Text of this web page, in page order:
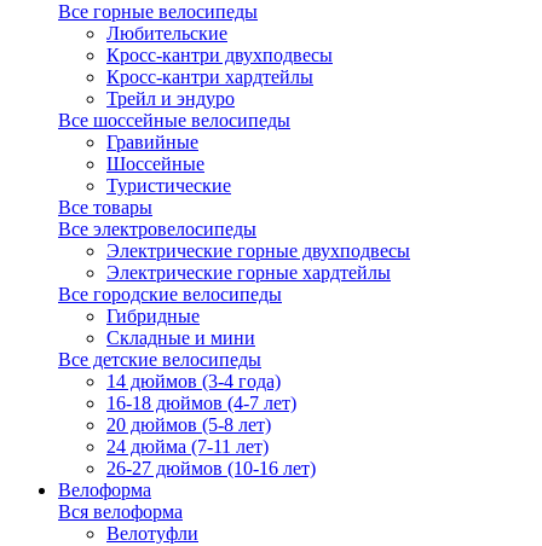
Все горные велосипеды
Любительские
Кросс-кантри двухподвесы
Кросс-кантри хардтейлы
Трейл и эндуро
Все шоссейные велосипеды
Гравийные
Шоссейные
Туристические
Все товары
Все электровелосипеды
Электрические горные двухподвесы
Электрические горные хардтейлы
Все городские велосипеды
Гибридные
Складные и мини
Все детские велосипеды
14 дюймов (3-4 года)
16-18 дюймов (4-7 лет)
20 дюймов (5-8 лет)
24 дюйма (7-11 лет)
26-27 дюймов (10-16 лет)
Велоформа
Вся велоформа
Велотуфли